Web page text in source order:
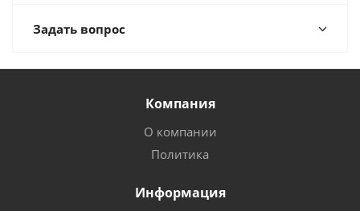
Задать вопрос
Компания
О компании
Политика
Информация